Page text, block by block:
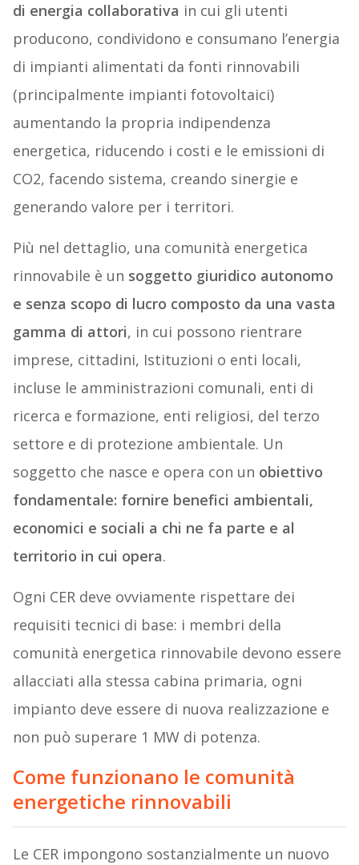
di energia collaborativa in cui gli utenti
producono, condividono e consumano l’energia
di impianti alimentati da fonti rinnovabili
(principalmente impianti fotovoltaici)
aumentando la propria indipendenza
energetica, riducendo i costi e le emissioni di
CO2, facendo sistema, creando sinergie e
generando valore per i territori.
Più nel dettaglio, una comunità energetica
rinnovabile è un soggetto giuridico autonomo
e senza scopo di lucro composto da una vasta
gamma di attori, in cui possono rientrare
imprese, cittadini, Istituzioni o enti locali,
incluse le amministrazioni comunali, enti di
ricerca e formazione, enti religiosi, del terzo
settore e di protezione ambientale. Un
soggetto che nasce e opera con un obiettivo
fondamentale: fornire benefici ambientali,
economici e sociali a chi ne fa parte e al
territorio in cui opera.
Ogni CER deve ovviamente rispettare dei
requisiti tecnici di base: i membri della
comunità energetica rinnovabile devono essere
allacciati alla stessa cabina primaria, ogni
impianto deve essere di nuova realizzazione e
non può superare 1 MW di potenza.
Come funzionano le comunità
energetiche rinnovabili
Le CER impongono sostanzialmente un nuovo